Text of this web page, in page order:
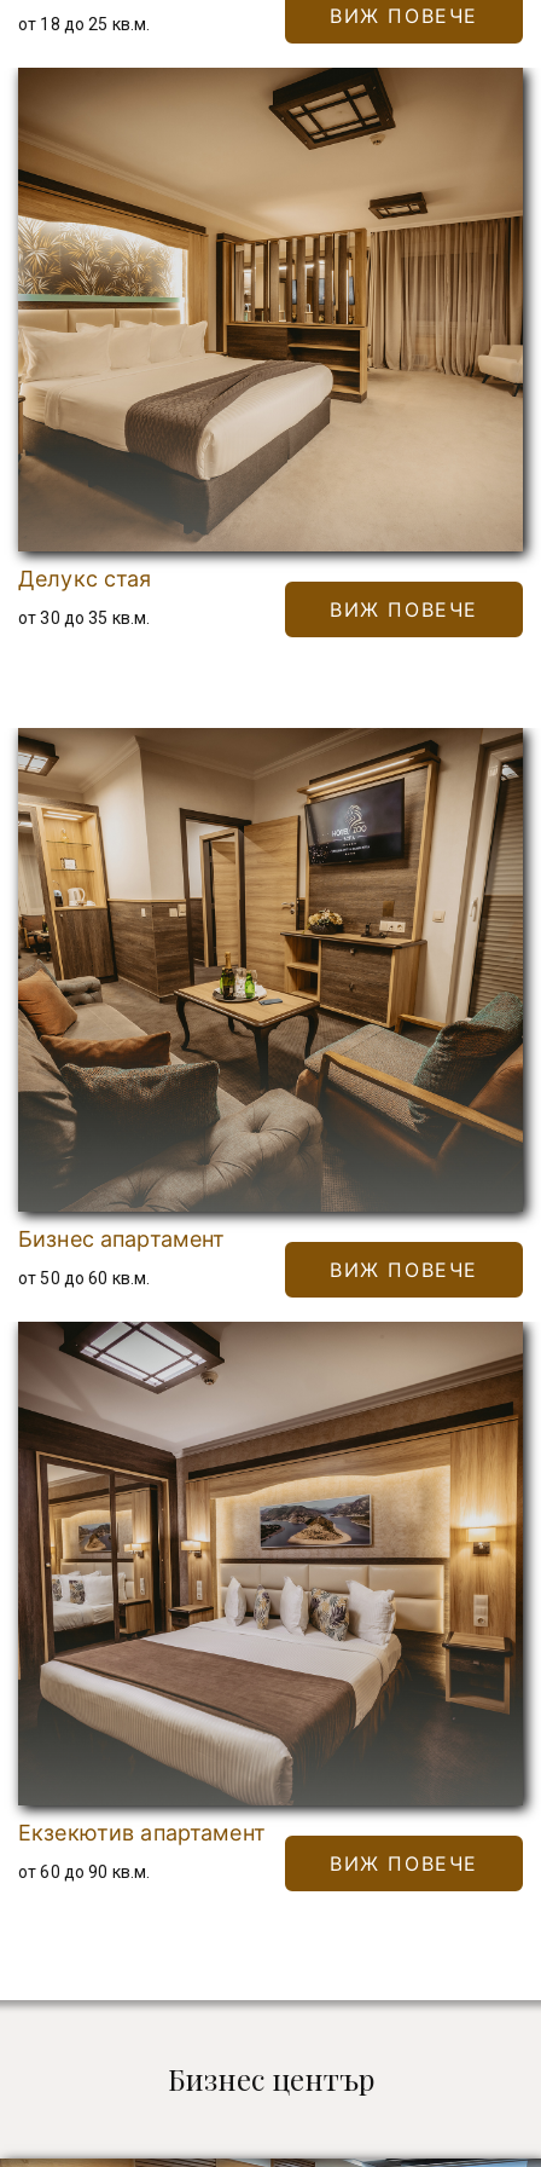
ВИЖ ПОВЕЧЕ
от 18 до 25 кв.м.
ВИЖ ПОВЕЧЕ
Делукс стая
от 30 до 35 кв.м.
ВИЖ ПОВЕЧЕ
Бизнес апартамент
от 50 до 60 кв.м.
ВИЖ ПОВЕЧЕ
Екзекютив апартамент
от 60 до 90 кв.м.
Бизнес център